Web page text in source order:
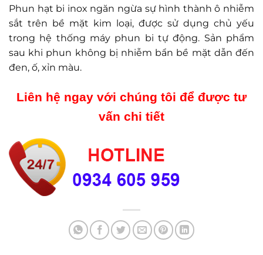
Phun hạt bi inox ngăn ngừa sự hình thành ô nhiễm
sắt trên bề mặt kim loại, được sử dụng chủ yếu
trong hệ thống máy phun bi tự động. Sản phẩm
sau khi phun không bị nhiễm bẩn bề mặt dẫn đến
đen, ố, xỉn màu.
Liên hệ ngay với chúng tôi để được tư
vấn chi tiết